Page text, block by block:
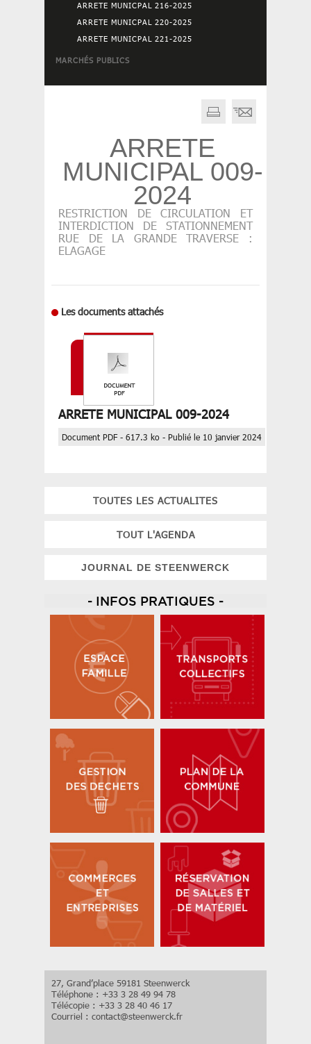
ARRETE MUNICPAL 216-2025
ARRETE MUNICPAL 220-2025
ARRETE MUNICPAL 221-2025
MARCHÉS PUBLICS
ARRETE
MUNICIPAL 009-
2024
RESTRICTION DE CIRCULATION ET
INTERDICTION DE STATIONNEMENT
RUE DE LA GRANDE TRAVERSE :
ELAGAGE
Les documents attachés
ARRETE MUNICIPAL 009-2024
Document PDF - 617.3 ko - Publié le 10 janvier 2024
TOUTES LES ACTUALITES
TOUT L'AGENDA
JOURNAL DE STEENWERCK
- INFOS PRATIQUES -
27, Grand’place 59181 Steenwerck
Téléphone : +33 3 28 49 94 78
Télécopie : +33 3 28 40 46 17
Courriel : contact@steenwerck.fr